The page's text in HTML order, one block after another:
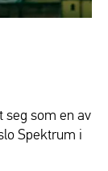
seg som en av
Spektrum i